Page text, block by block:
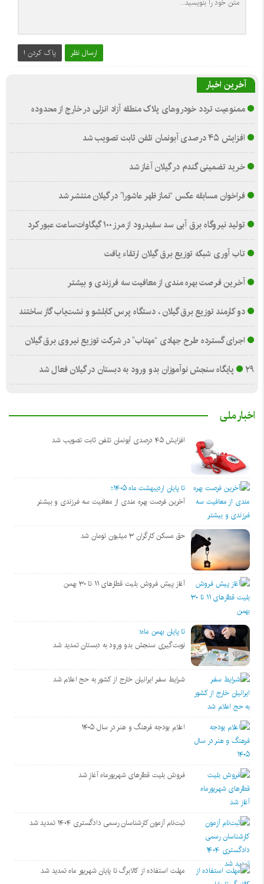
ارسال نظر پاک کردن !
آخرین اخبار
ممنوعیت تردد خودروهای پلاک منطقه آزاد انزلی در خارج از محدوده
افزایش ۴۵ درصدی آبونمان تلفن ثابت تصویب شد
خرید تضمینی گندم در گیلان آغاز شد
فراخوان مسابقه عکس “نماز ظهر عاشورا” در گیلان منتشر شد
تولید نیروگاه برق‌ آبی سد سفیدرود از مرز ۱۰۰ گیگاوات‌ساعت عبور کرد
تاب آوری شبکه توزیع برق گیلان ارتقاء یافت
آخرین فرصت بهره مندی از معافیت سه فرزندی و بیشتر
دو کارمند توزیع برق گیلان ، دستگاه پرس کابلشو و نشت‌یاب گاز ساختند
اجرای گسترده طرح جهادی “مهتاب” در شرکت توزیع نیروی برق گیلان
۲۹ پایگاه سنجش نوآموزان بدو ورود به دبستان در گیلان فعال شد
اخبار ملی
افزایش ۴۵ درصدی آبونمان تلفن ثابت تصویب شد
تا پایان اردیبهشت ماه ۱۴۰۵؛
آخرین فرصت بهره مندی از معافیت سه فرزندی و بیشتر
حق مسکن کارگران ۳ میلیون تومان شد
آغاز پیش فروش بلیت‌ قطارهای ۱۱ تا ۳۰ بهمن
تا پایان بهمن ماه؛
نوبت‌گیری سنجش بدو ورود به دبستان تمدید شد
شرایط سفر ایرانیان خارج از کشور به حج اعلام شد
اعلام بودجه فرهنگ و هنر در سال ۱۴۰۵
فروش بلیت قطارهای شهریورماه آغاز شد
ثبت‌نام آزمون کارشناسان رسمی دادگستری ۱۴۰۴ تمدید شد
مهلت استفاده از کالابرگ تا پایان شهریور ماه تمدید شد